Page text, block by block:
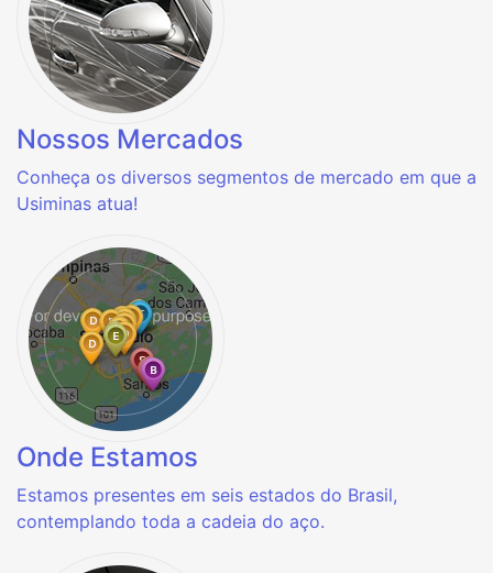
Nossos Mercados
Conheça os diversos segmentos de mercado em que a
Usiminas atua!
Onde Estamos
Estamos presentes em seis estados do Brasil,
contemplando toda a cadeia do aço.